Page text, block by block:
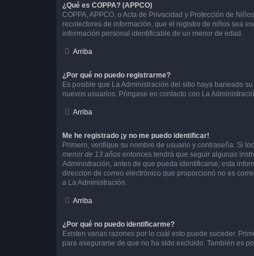
¿Qué es COPPA? (APPCO)
COPPA, APPCO, o Acta de Privacidad y Protección de
recolectores de información, que el registro de niños sea
información personal identificable de un menor de edad.
Arriba
¿Por qué no puedo registrarme?
Es posible que La Administración del sitio haya baneado
nuevos usuarios. Póngase en contacto con La
Arriba
Me he registrado ¡y no me puedo identificar!
Primero, verifique su nombre de usuario y contraseña. Si
menor de 13 años entonces tendrá que seguir algunas
Administración, antes de que pueda identificarse; esta
dirección de correo electrónico que proporcionó no es
a La Administración.
Arriba
¿Por qué no puedo identificarme?
Existen varias razones por lo cuál esto puede suceder.
para asegurarse de que no ha sido excluido. También es